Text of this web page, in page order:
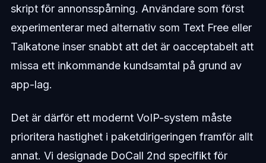
skript för annonsspårning. Användare som först
experimenterar med alternativ som Text Free eller
Talkatone inser snabbt att det är oacceptabelt att
missa ett inkommande kundsamtal på grund av
app-lag.
Det är därför ett modernt VoIP-system måste
prioritera hastighet i paketdirigeringen framför allt
annat. Vi designade DoCall 2nd specifikt för